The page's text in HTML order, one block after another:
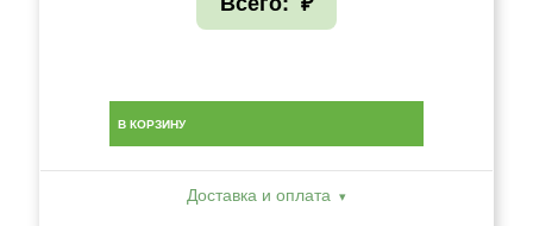
В КОРЗИНУ
Доставка и оплата